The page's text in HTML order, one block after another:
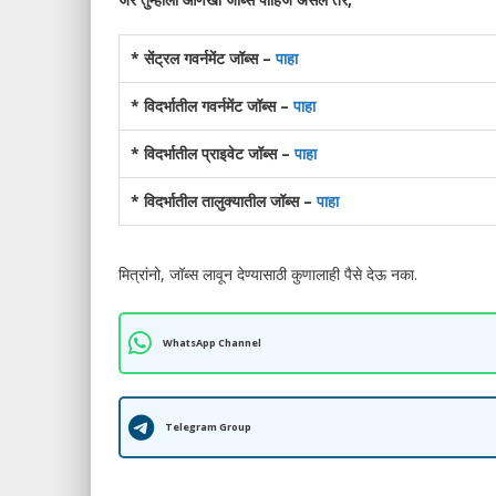
* सेंट्रल गवर्नमेंट जॉब्स –पाहा
* विदर्भातील गवर्नमेंट जॉब्स –पाहा
* विदर्भातील प्राइवेट जॉब्स –पाहा
* विदर्भातील तालुक्यातील जॉब्स –पाहा
मित्रांनो, जॉब्स लावून देण्यासाठी कुणालाही पैसे देऊ नका.
WhatsApp Channel
Telegram Group